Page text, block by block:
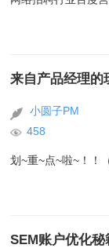
来自产品经理的
小圆子PM
458
划~重~点~啦~！！
SEM账户优化秘